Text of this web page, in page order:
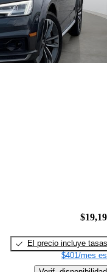
El precio incluye tasas
$401/mes